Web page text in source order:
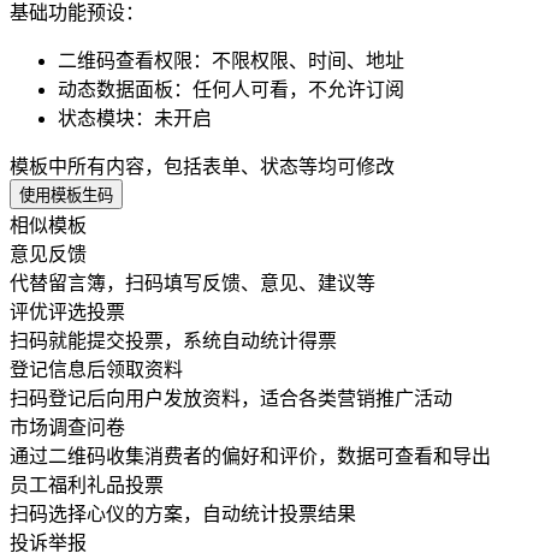
基础功能预设：
二维码查看权限 ： 不限权限、时间、地址
动态数据面板 ： 任何人可看，不允许订阅
状态模块： 未开启
模板中所有内容，包括表单、状态等均可修改
使用模板生码
相似模板
意见反馈
代替留言簿，扫码填写反馈、意见、建议等
评优评选投票
扫码就能提交投票，系统自动统计得票
登记信息后领取资料
扫码登记后向用户发放资料，适合各类营销推广活动
市场调查问卷
通过二维码收集消费者的偏好和评价，数据可查看和导出
员工福利礼品投票
扫码选择心仪的方案，自动统计投票结果
投诉举报